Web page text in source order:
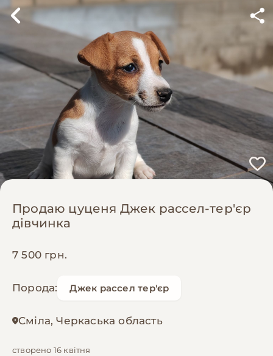
Продаю цуценя Джек рассел-тер'єр
дівчинка
7 500 грн.
Порода: Джек рассел тер'єр
Сміла, Черкаська область
створено 16 квітня